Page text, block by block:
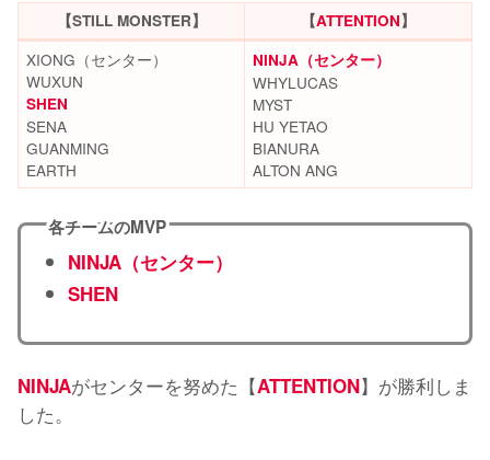
【STILL MONSTER】 【ATTENTION】
XIONG（センター）
WUXUN
SHEN
SENA
GUANMING
EARTH
NINJA（センター）
WHYLUCAS
MYST
HU YETAO
BIANURA
ALTON ANG
各チームのMVP
NINJA（センター）
SHEN
NINJAがセンターを努めた【ATTENTION】が勝利しま
した。